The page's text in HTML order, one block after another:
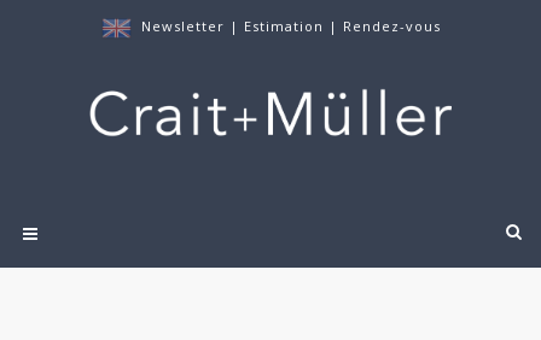
Newsletter | Estimation | Rendez-vous